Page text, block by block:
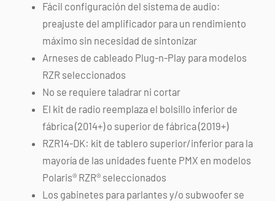
Fácil configuración del sistema de audio:
preajuste del amplificador para un rendimiento
máximo sin necesidad de sintonizar
Arneses de cableado Plug-n-Play para modelos
RZR seleccionados
No se requiere taladrar ni cortar
El kit de radio reemplaza el bolsillo inferior de
fábrica (2014+) o superior de fábrica (2019+)
RZR14-DK: kit de tablero superior/inferior para la
mayoría de las unidades fuente PMX en modelos
Polaris® RZR® seleccionados
Los gabinetes para parlantes y/o subwoofer se